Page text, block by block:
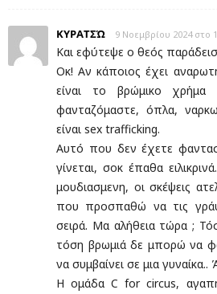
ΚΥΡΑΤΣΏ 9 Νοεμβρίου 2024 στο
Και εφύτεψε ο θεός
Οκ! Αν κάποιος έχει
είναι το βρώμικο
φανταζόμαστε, όπλα,
είναι sex trafficking.
Αυτό που δεν έχετε
γίνεται, σοκ έπαθα
μουδιασμενη, οι σκέψεις
που προσπαθώ να τις
σειρά. Μα αλήθεια τώρα ;
τόση βρωμιά δε μπορώ να
να συμβαίνει σε μια γυναίκα..
Η ομάδα C for circus,